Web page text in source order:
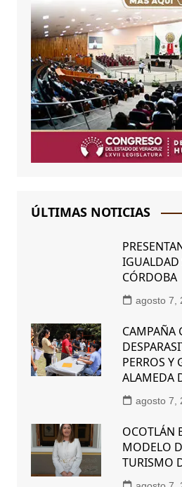
ÚLTIMAS NOTICIAS
IGUALDAD
CÓRDOBA
agosto 7,
CAMPAÑA
PERROS Y
ALAMEDA
agosto 7,
OCOTLÁN
MODELO
TURISMO